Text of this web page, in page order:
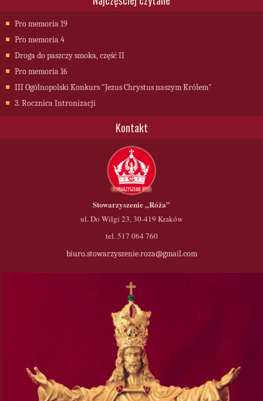
Pro memoria 19
Pro memoria 4
Droga do paszczy smoka, część II
Pro memoria 16
III Ogólnopolski Konkurs "Jezus Chrystus naszym Królem"
3. Rocznica Intronizacji
Kontakt
Stowarzyszenie„Róża”
ul. Do Wilgi 23, 30-419 Kraków
tel. 517 064 760
biuro.stowarzyszenie.roza@gmail.com